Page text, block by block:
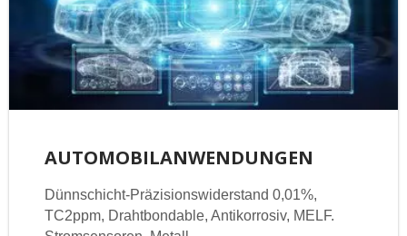
AUTOMOBILANWENDUNGEN
Dünnschicht-Präzisionswiderstand 0,01%,
TC2ppm, Drahtbondable, Antikorrosiv, MELF.